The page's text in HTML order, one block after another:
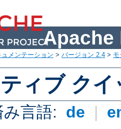
Apache
ュメンテーション > バージョン 2.4 >
ィブ ク
言語: de |